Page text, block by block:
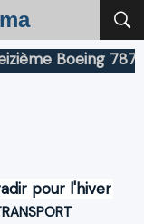
Boeing 787
pour l'hiver